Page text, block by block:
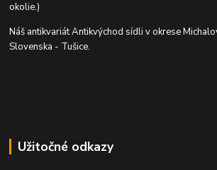
okolie.)
Náš antikvariát Antikvýchod sídli v okrese
Slovenska - Tušice.
Užitočné odkazy